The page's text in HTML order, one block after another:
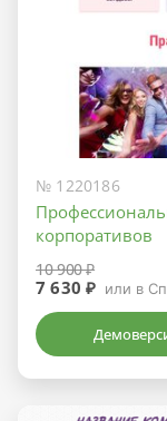
№ 1220186
корпоративов
10 900 ₽
7 630 ₽ или в